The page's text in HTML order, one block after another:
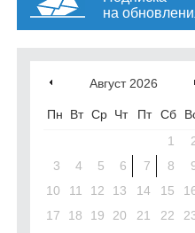
на
Август 2026
Пн Вт Ср Чт Пт Сб
1
3
4 5 6 7 8
10
11 12 13 14 15
17
18 19 20 21 22